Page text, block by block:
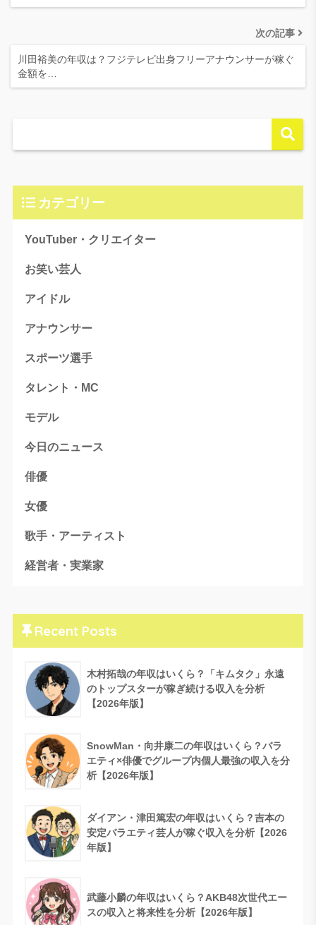
次の記事
川田裕美の年収は？フジテレビ出身フリーアナウンサーが稼ぐ
金額を…
カテゴリー
YouTuber・クリエイター
お笑い芸人
アイドル
アナウンサー
スポーツ選手
タレント・MC
モデル
今日のニュース
俳優
女優
歌手・アーティスト
経営者・実業家
Recent Posts
木村拓哉の年収はいくら？「キムタク」永遠
のトップスターが稼ぎ続ける収入を分析
【2026年版】
SnowMan・向井康二の年収はいくら？バラ
エティ×俳優でグループ内個人最強の収入を分
析【2026年版】
ダイアン・津田篤宏の年収はいくら？吉本の
安定バラエティ芸人が稼ぐ収入を分析【2026
年版】
武藤小麟の年収はいくら？AKB48次世代エー
スの収入と将来性を分析【2026年版】